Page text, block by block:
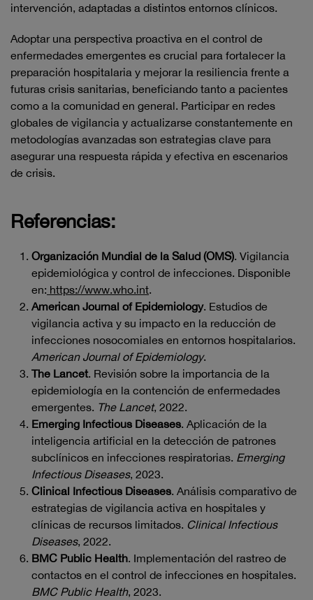
intervención, adaptadas a distintos entornos clínicos.
Adoptar una perspectiva proactiva en el control de
enfermedades emergentes es crucial para fortalecer la
preparación hospitalaria y mejorar la resiliencia frente a
futuras crisis sanitarias, beneficiando tanto a pacientes
como a la comunidad en general. Participar en redes
globales de vigilancia y actualizarse constantemente en
metodologías avanzadas son estrategias clave para
asegurar una respuesta rápida y efectiva en escenarios
de crisis.
Referencias:
Organización Mundial de la Salud (OMS). Vigilancia
epidemiológica y control de infecciones. Disponible
en: https://www.who.int.
American Journal of Epidemiology. Estudios de
vigilancia activa y su impacto en la reducción de
infecciones nosocomiales en entornos hospitalarios.
American Journal of Epidemiology.
The Lancet. Revisión sobre la importancia de la
epidemiología en la contención de enfermedades
emergentes. The Lancet, 2022.
Emerging Infectious Diseases. Aplicación de la
inteligencia artificial en la detección de patrones
subclínicos en infecciones respiratorias. Emerging
Infectious Diseases, 2023.
Clinical Infectious Diseases. Análisis comparativo de
estrategias de vigilancia activa en hospitales y
clínicas de recursos limitados. Clinical Infectious
Diseases, 2022.
BMC Public Health. Implementación del rastreo de
contactos en el control de infecciones en hospitales.
BMC Public Health, 2023.